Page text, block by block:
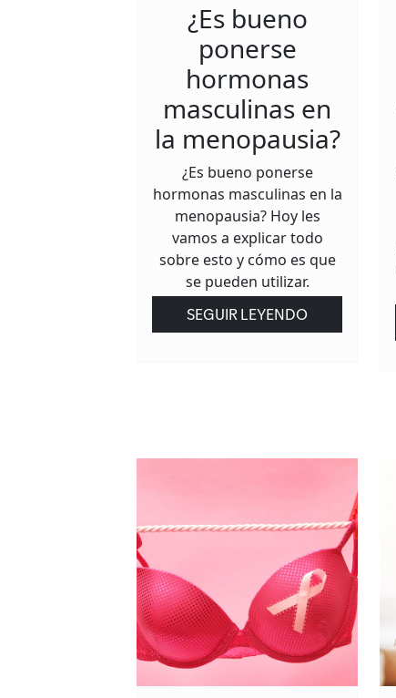
¿Es bueno
ponerse
hormonas
masculinas en
la menopausia?
¿Es bueno ponerse
hormonas masculinas en la
menopausia? Hoy les
vamos a explicar todo
sobre esto y cómo es que
se pueden utilizar.
SEGUIR LEYENDO